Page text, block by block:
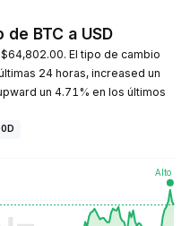
BTC a USD
El tipo de cambio
24 horas, increased un
un 4.71% en los últimos